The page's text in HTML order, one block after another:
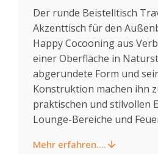
Der runde Beistelltisch
Akzenttisch für den
Happy Cocooning aus
einer Oberfläche in
abgerundete Form und
Konstruktion machen ihn
praktischen und stilvollen
Lounge-Bereiche und
Mehr erfahren....